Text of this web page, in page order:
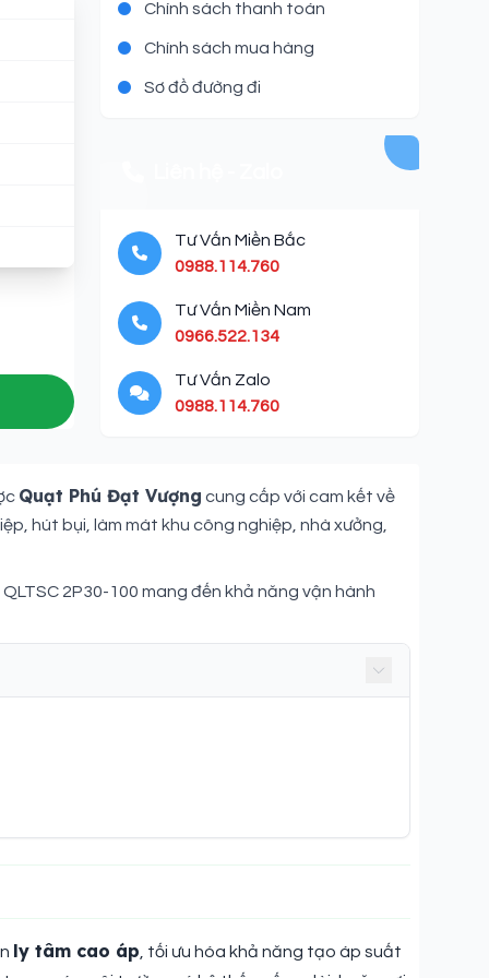
Chính sách thanh toán
Chính sách mua hàng
Sơ đồ đường đi
Tư Vấn Miền Bắc
0988.114.760
Tư Vấn Miền Nam
0966.522.134
Tư Vấn Zalo
0988.114.760
Quạt Phú Đạt Vượng cung cấp với cam kết về
hút bụi, làm mát khu công nghiệp, nhà xưởng,
2P30-100 mang đến khả năng vận hành
ly tâm cao áp , tối ưu hóa khả năng tạo áp suất